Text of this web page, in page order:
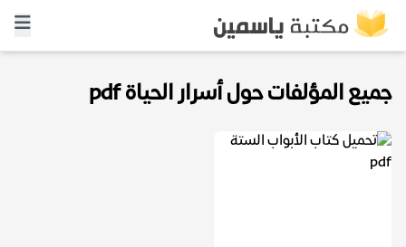
جميع المؤلفات حول أسرار الحياة pdf